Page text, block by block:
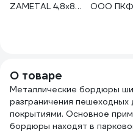
ZAMETAL 4,8x8
ООО ПКФ
О товаре
Металлические бордюры
разграничения
покрытиями. Основное
бордюры находят в